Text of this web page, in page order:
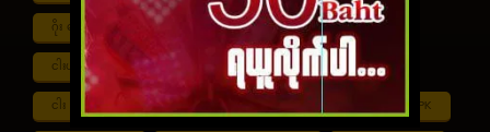
ဂိုး ပေါင်း လောင်း နည်း ငါး ဂိမ်း ငွေ အကောင် ဆုံး
ငါးပစ်ဂိမ်း App download ငါး ပစ် ဂိမ်း link
ငါး ပစ် ဂိမ်း ဆော့ နည်း ငါး ပစ် ဂိမ်း ပိုက်ဆံ ရ စလော့ဂိမ်း APK